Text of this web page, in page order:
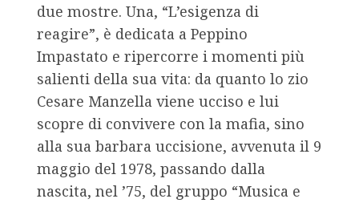
due mostre. Una, “L’esigenza di
reagire”, è dedicata a Peppino
Impastato e ripercorre i momenti più
salienti della sua vita: da quanto lo zio
Cesare Manzella viene ucciso e lui
scopre di convivere con la mafia, sino
alla sua barbara uccisione, avvenuta il 9
maggio del 1978, passando dalla
nascita, nel ’75, del gruppo “Musica e